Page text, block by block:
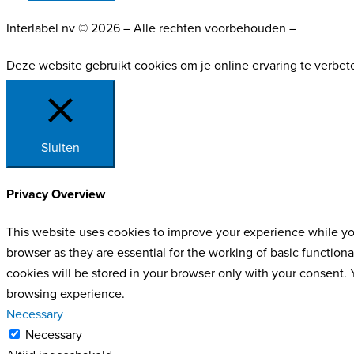
Interlabel nv © 2026 – Alle rechten voorbehouden –
Deze website gebruikt cookies om je online ervaring te
Sluiten
Privacy Overview
This website uses cookies to improve your experience while
browser as they are essential for the working of basic
cookies will be stored in your browser only with your
browsing experience.
Necessary
Necessary